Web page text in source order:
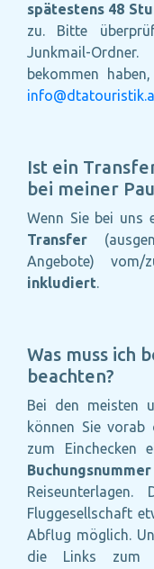
spätestens 48
zu. Bitte
Junkmail-
bekommen
Ist ein
bei meiner
Wenn Sie bei uns
Transfer
Angebote)
inkludiert.
Was muss ich
beachten?
Bei den meisten
können Sie vorab
zum Einchecken
Buchungsnummer
Fluggesellschaft
Abflug möglich.
die Links zum